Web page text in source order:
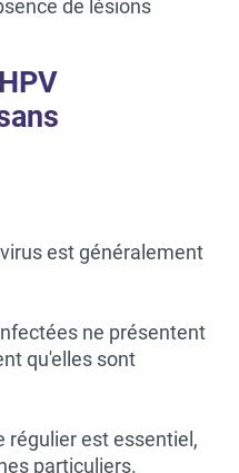
de lésions
est généralement
ne présentent
qu'elles sont
régulier est essentiel,
particuliers.